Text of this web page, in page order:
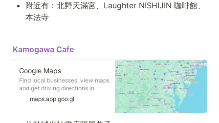
附近有：北野天滿宮、Laughter NISHIJIN 咖啡館、
本法寺
Kamogawa Cafe
Google Maps
Find local businesses, view maps
and get driving directions in
Google Maps.
maps.app.goo.gl